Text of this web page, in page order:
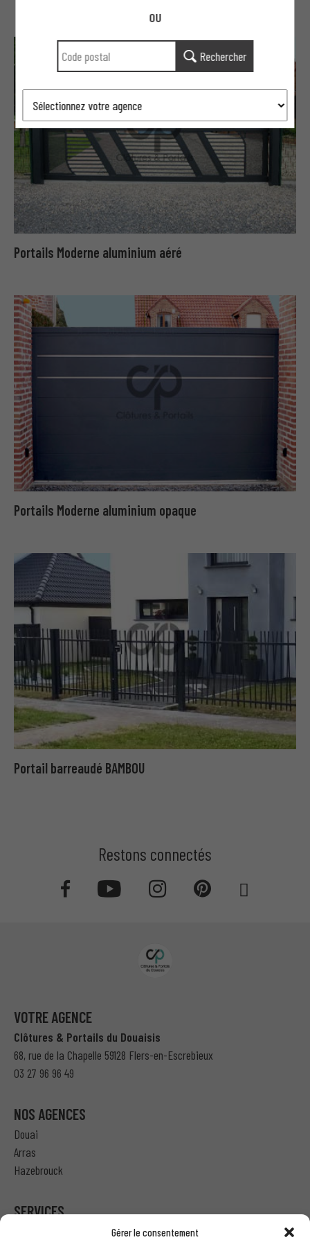
Gérer le consentement
Portails Moderne aluminium aéré
Portails Moderne aluminium opaque
Portail barreaudé BAMBOU
Restons connectés
VOTRE AGENCE
Clôtures & Portails du Douaisis
68, rue de la Chapelle 59128 Flers-en-Escrebieux
03 27 96 96 49
NOS AGENCES
Douai
Arras
Hazebrouck
SERVICES
OU
Rechercher